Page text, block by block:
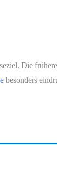
Die frühere
besonders